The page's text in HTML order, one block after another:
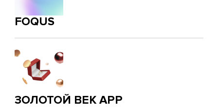
FOQUS
ЗОЛОТОЙ ВЕК APP